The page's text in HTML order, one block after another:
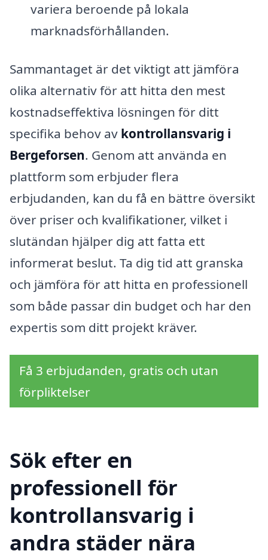
variera beroende på lokala
marknadsförhållanden.
Sammantaget är det viktigt att jämföra
olika alternativ för att hitta den mest
kostnadseffektiva lösningen för ditt
specifika behov av kontrollansvarig i
Bergeforsen. Genom att använda en
plattform som erbjuder flera
erbjudanden, kan du få en bättre översikt
över priser och kvalifikationer, vilket i
slutändan hjälper dig att fatta ett
informerat beslut. Ta dig tid att granska
och jämföra för att hitta en professionell
som både passar din budget och har den
expertis som ditt projekt kräver.
Få 3 erbjudanden, gratis och utan
förpliktelser
Sök efter en
professionell för
kontrollansvarig i
andra städer nära